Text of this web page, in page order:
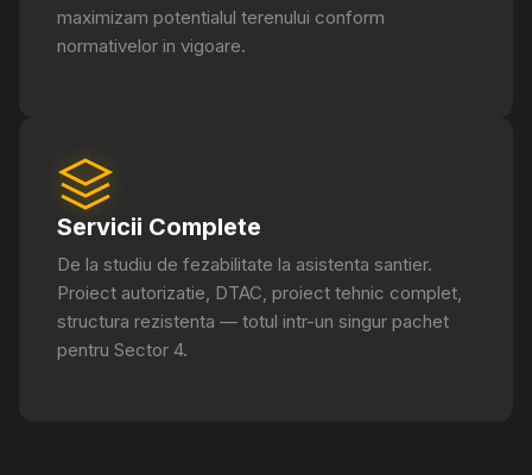
maximizam potentialul terenului conform
normativelor in vigoare.
Servicii Complete
De la studiu de fezabilitate la asistenta santier.
Proiect autorizatie, DTAC, proiect tehnic complet,
structura rezistenta — totul intr-un singur pachet
pentru Sector 4.